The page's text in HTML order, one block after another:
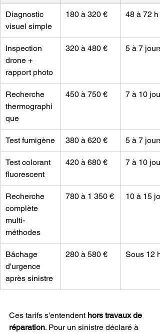
Diagnostic
visuel simple
180 à 320 € 48 à 72 h
Inspection
drone +
rapport photo
320 à 480 € 5 à 7 jours
Recherche
thermographi
que
450 à 750 € 7 à 10
Test fumigène 380 à 620 € 5 à 7 jours
Test colorant
fluorescent
420 à 680 € 7 à 10
Recherche
complète
multi-
méthodes
780 à 1 350 € 10 à 15
Bâchage
d'urgence
après sinistre
280 à 580 € Sous 12 h
Ces tarifs s'entendent hors travaux de
réparation. Pour un sinistre déclaré à